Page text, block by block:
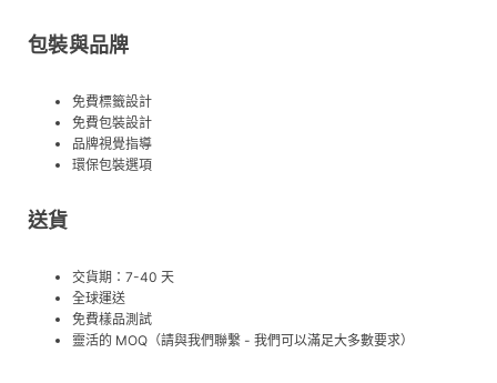
包裝與品牌
免費標籤設計
免費包裝設計
品牌視覺指導
環保包裝選項
送貨
交貨期：7-40 天
全球運送
免費樣品測試
靈活的 MOQ（請與我們聯繫 - 我們可以滿足大多數要求）